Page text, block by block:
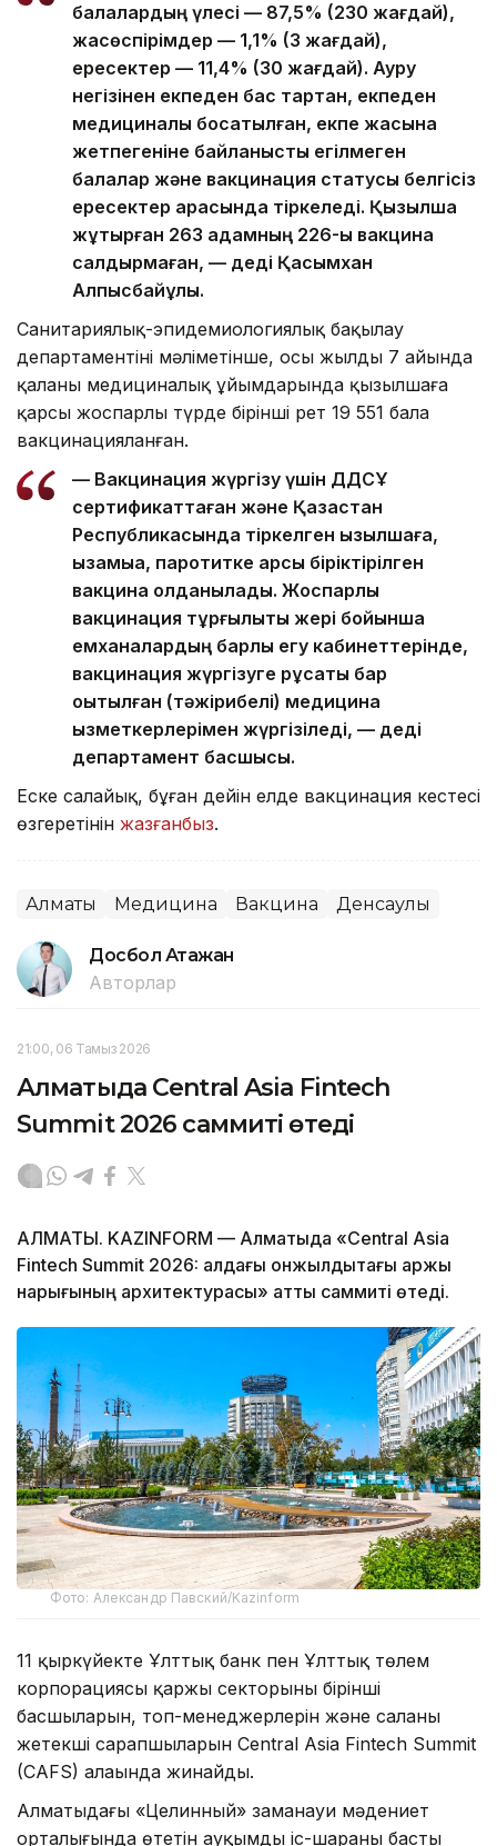
балалардың үлесі — 87,5% (230 жағдай),
жасөспірімдер — 1,1% (3 жағдай),
ересектер — 11,4% (30 жағдай). Ауру
негізінен екпеден бас тартқан, екпеден
медициналық босатылған, екпе жасына
жетпегеніне байланысты егілмеген
балалар және вакцинация статусы белгісіз
ересектер арасында тіркеледі. Қызылша
жұқтырған 263 адамның 226-ы вакцина
салдырмаған, — деді Қасымхан
Алпысбайұлы.
Санитариялық-эпидемиологиялық бақылау
департаментінің мәліметінше, осы жылдың 7 айында
қаланың медициналық ұйымдарында қызылшаға
қарсы жоспарлы түрде бірінші рет 19 551 бала
вакцинацияланған.
— Вакцинация жүргізу үшін ДДСҰ
сертификаттаған және Қазақстан
Республикасында тіркелген қызылшаға,
қызамыққа, паротитке қарсы біріктірілген
вакцина қолданылады. Жоспарлы
вакцинация тұрғылықты жері бойынша
емханалардың барлық егу кабинеттерінде,
вакцинация жүргізуге рұқсаты бар
оқытылған (тәжірибелі) медицина
қызметкерлерімен жүргізіледі, — деді
департамент басшысы.
Еске салайық, бұған дейін елде вакцинация кестесі
өзгеретінін жазғанбыз.
Алматы Медицина Вакцина Денсаулық
Досбол Атажан
Авторлар
21:00, 06 Тамыз 2026
Алматыда Central Asia Fintech
Summit 2026 саммиті өтеді
АЛМАТЫ. KAZINFORM — Алматыда «Central Asia
Fintech Summit 2026: алдағы онжылдықтағы қаржы
нарығының архитектурасы» атты саммиті өтеді.
Фото: Александр Павский/Kazinform
11 қыркүйекте Ұлттық банк пен Ұлттық төлем
корпорациясы қаржы секторының бірінші
басшыларын, топ-менеджерлерін және саланың
жетекші сарапшыларын Central Asia Fintech Summit
(CAFS) алаңында жинайды.
Алматыдағы «Целинный» заманауи мәдениет
орталығында өтетін ауқымды іс-шараның басты